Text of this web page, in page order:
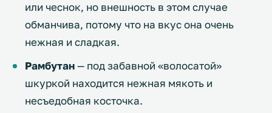
или чеснок, но внешность в этом случае
обманчива, потому что на вкус она очень
нежная и сладкая.
Рамбутан— под забавной «волосатой»
шкуркой находится нежная мякоть и
несъедобная косточка.